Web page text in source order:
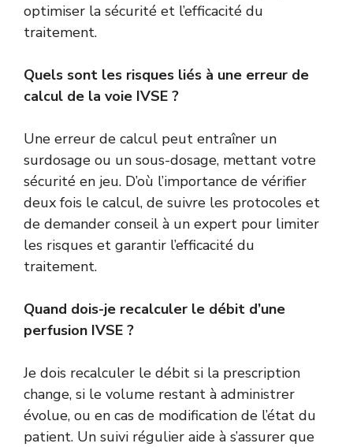
optimiser la sécurité et l’efficacité du
traitement.
Quels sont les risques liés à une erreur de
calcul de la voie IVSE ?
Une erreur de calcul peut entraîner un
surdosage ou un sous-dosage, mettant votre
sécurité en jeu. D’où l’importance de vérifier
deux fois le calcul, de suivre les protocoles et
de demander conseil à un expert pour limiter
les risques et garantir l’efficacité du
traitement.
Quand dois-je recalculer le débit d’une
perfusion IVSE ?
Je dois recalculer le débit si la prescription
change, si le volume restant à administrer
évolue, ou en cas de modification de l’état du
patient. Un suivi régulier aide à s’assurer que